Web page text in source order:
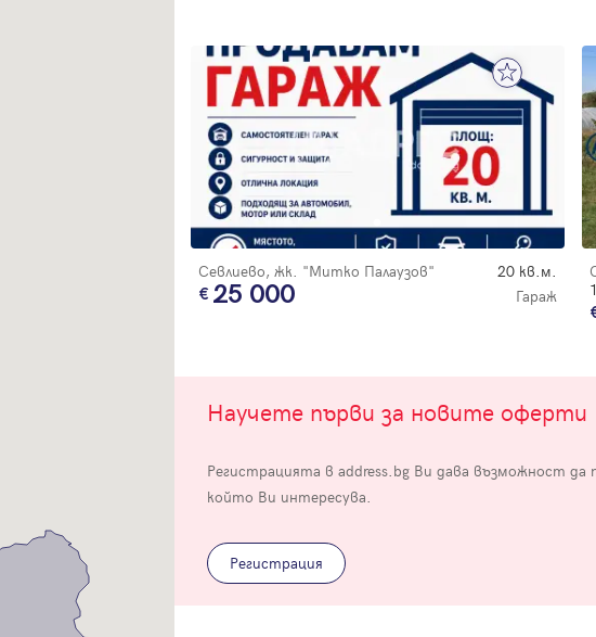
Севлиево, жк. "Митко Палаузов" 20 кв.м.
25 000 Гараж
Научете първи за новите оферти
Регистрацията в address.bg Ви дава възможност
който Ви интересува.
Регистрация
Влезте с профила си, за да разгледате повече снимки и да получите
Продължи с Facebook